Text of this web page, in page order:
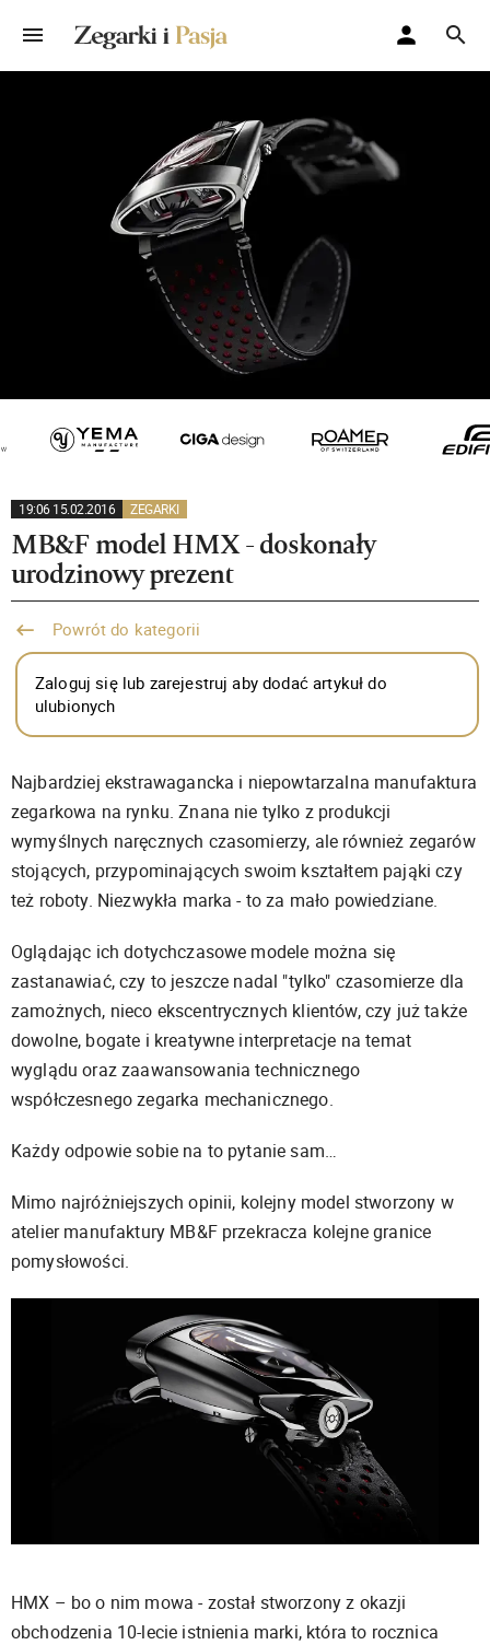
19:06 15.02.2016 ZEGARKI
MB&F model HMX - doskonały
urodzinowy prezent
Powrót do kategorii
Zaloguj się lub zarejestruj aby dodać artykuł do
ulubionych
Najbardziej ekstrawagancka i niepowtarzalna manufaktura
zegarkowa na rynku. Znana nie tylko z produkcji
wymyślnych naręcznych czasomierzy, ale również zegarów
stojących, przypominających swoim kształtem pająki czy
też roboty. Niezwykła marka - to za mało powiedziane.
Oglądając ich dotychczasowe modele można się
zastanawiać, czy to jeszcze nadal "tylko" czasomierze dla
zamożnych, nieco ekscentrycznych klientów, czy już także
dowolne, bogate i kreatywne interpretacje na temat
wyglądu oraz zaawansowania technicznego
współczesnego zegarka mechanicznego.
Każdy odpowie sobie na to pytanie sam…
Mimo najróżniejszych opinii, kolejny model stworzony w
atelier manufaktury MB&F przekracza kolejne granice
pomysłowości.
HMX – bo o nim mowa - został stworzony z okazji
obchodzenia 10-lecie istnienia marki, która to rocznica